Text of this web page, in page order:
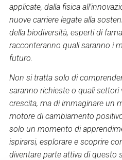
applicate, dalla fisica
nuove carriere legate alla
della biodiversità, esperti di
racconteranno quali saranno i
futuro.
Non si tratta solo di
saranno richieste o quali settori
crescita, ma di immaginare un
motore di cambiamento
solo un momento di
ispirarsi, esplorare e scoprire
diventare parte attiva di questo